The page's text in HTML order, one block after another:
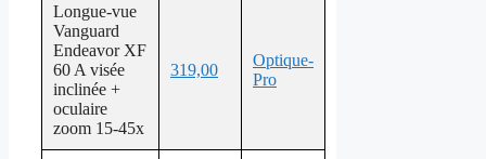
Longue-vue
Vanguard
Endeavor XF
60 A visée
inclinée +
oculaire
zoom 15-45x
319,00
Optique-
Pro